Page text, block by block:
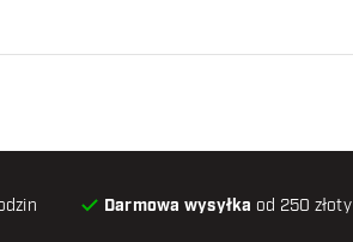
Darmowa wysyłka od 250 złoty